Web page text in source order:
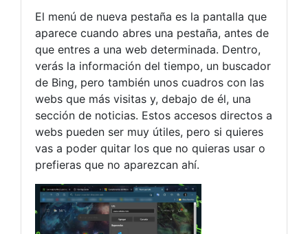
El menú de nueva pestaña es la pantalla que
aparece cuando abres una pestaña, antes de
que entres a una web determinada. Dentro,
verás la información del tiempo, un buscador
de Bing, pero también unos cuadros con las
webs que más visitas y, debajo de él, una
sección de noticias. Estos accesos directos a
webs pueden ser muy útiles, pero si quieres
vas a poder quitar los que no quieras usar o
prefieras que no aparezcan ahí.